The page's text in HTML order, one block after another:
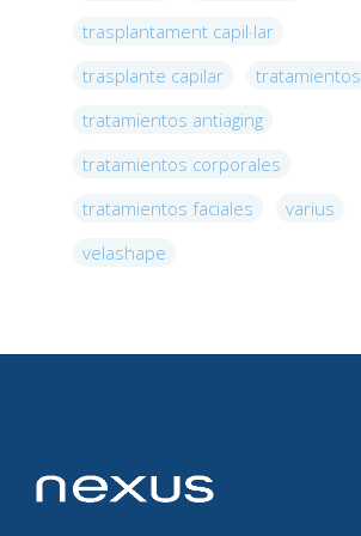
trasplantament capil·lar
trasplante capilar
tratamientos
tratamientos antiaging
tratamientos corporales
tratamientos faciales
varius
velashape